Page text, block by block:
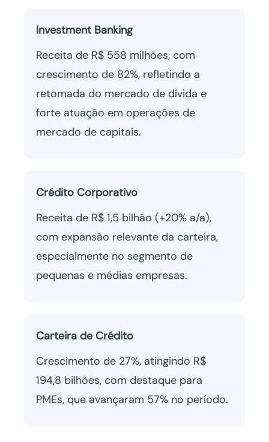
Investment Banking
Receita de R$ 558 milhões, com
crescimento de 82%, refletindo a
retomada do mercado de dívida e
forte atuação em operações de
mercado de capitais.
Crédito Corporativo
Receita de R$ 1,5 bilhão (+20% a/a),
com expansão relevante da carteira,
especialmente no segmento de
pequenas e médias empresas.
Carteira de Crédito
Crescimento de 27%, atingindo R$
194,8 bilhões, com destaque para
PMEs, que avançaram 57% no período.